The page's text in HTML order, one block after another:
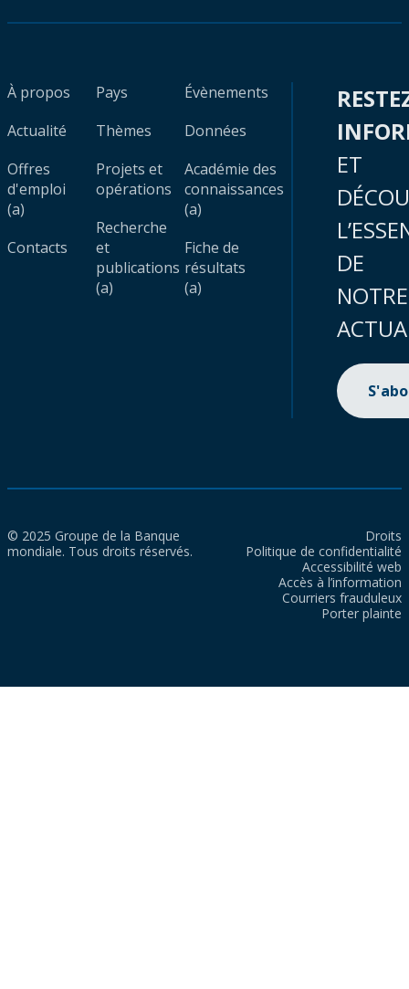
À propos
Actualité
Offres
d'emploi
(a)
Contacts
Pays
Thèmes
Projets et
opérations
Recherche
et
publications
(a)
Évènements
Données
Académie des
connaissances
(a)
Fiche de
résultats
(a)
ET
DE
NOTRE
© 2025 Groupe de la Banque
mondiale. Tous droits réservés.
Droits
Politique de confidentialité
Accessibilité web
Accès à l’information
Courriers frauduleux
Porter plainte